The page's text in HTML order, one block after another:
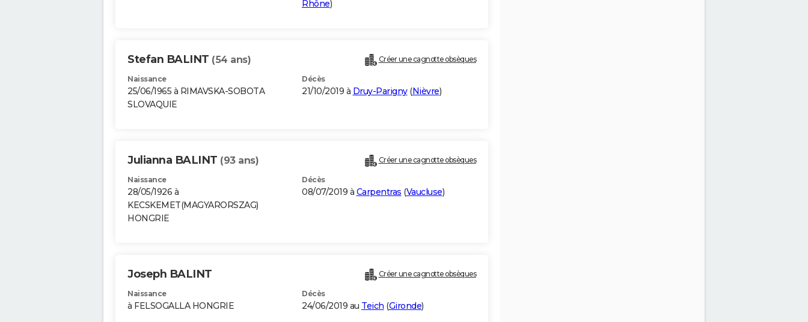
Rhône)
Stefan BALINT (54 ans) Créer une cagnotte obsèques
Naissance
25/06/1965 à RIMAVSKA-SOBOTA
SLOVAQUIE
Décès
21/10/2019 à Druy-Parigny(Nièvre)
Julianna BALINT (93 ans) Créer une cagnotte obsèques
Naissance
28/05/1926 à
KECSKEMET(MAGYARORSZAG)
HONGRIE
Décès
08/07/2019 à Carpentras (Vaucluse)
Joseph BALINT Créer une cagnotte obsèques
Naissance
à FELSOGALLA HONGRIE
Décès
24/06/2019 au Teich (Gironde)